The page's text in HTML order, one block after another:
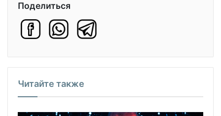
Поделиться
Читайте также